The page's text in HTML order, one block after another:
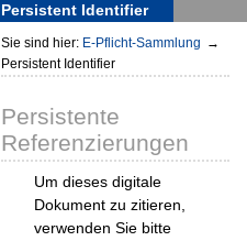
Persistent Identifier
Sie sind hier: E-Pflicht-Sammlung →
Persistent Identifier
Persistente
Referenzierungen
Um dieses digitale
Dokument zu zitieren,
verwenden Sie bitte